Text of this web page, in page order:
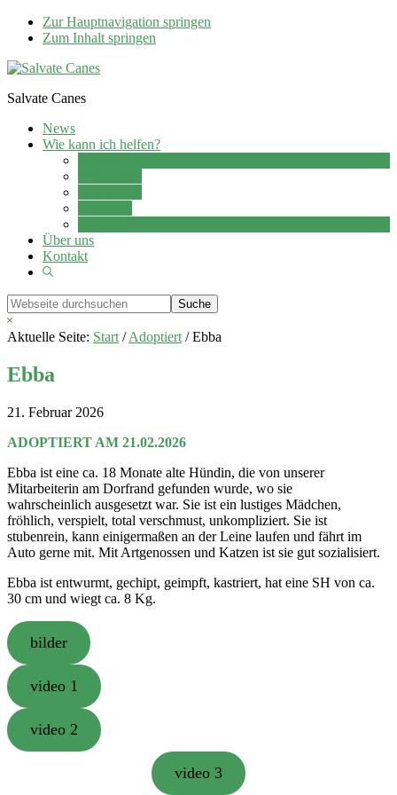
Zur Hauptnavigation springen
Zum Inhalt springen
Salvate Canes
News
Wie kann ich helfen?
Über uns
Kontakt
Show
Webseite
durchsuchen
Hide
Search
Aktuelle Seite: Start / Adoptiert /Ebba
Ebba
21. Februar 2026
ADOPTIERT AM 21.02.2026
Ebba ist eine ca. 18 Monate alte Hündin, die von unserer
Mitarbeiterin am Dorfrand gefunden wurde, wo sie
wahrscheinlich ausgesetzt war. Sie ist ein lustiges Mädchen,
fröhlich, verspielt, total verschmust, unkompliziert. Sie ist
stubenrein, kann einigermaßen an der Leine laufen und fährt im
Auto gerne mit. Mit Artgenossen und Katzen ist sie gut sozialisiert.
Ebba ist entwurmt, gechipt, geimpft, kastriert, hat eine SH von ca.
30 cm und wiegt ca. 8 Kg.
bilder
video 1
video 2
video 3